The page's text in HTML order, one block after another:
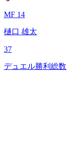
MF 14
樋口 雄太
37
デュエル勝利総数